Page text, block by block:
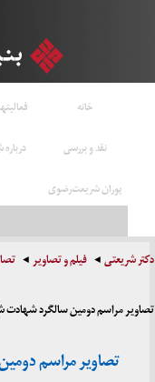
خانه
نقد و بررسی
پوران شریعت‌رضوی
دکتر شریعتی فیلم و تصاویر
تصاویر مراسم دومین سالگرد شهادت شریعتی
تصاویر مراسم